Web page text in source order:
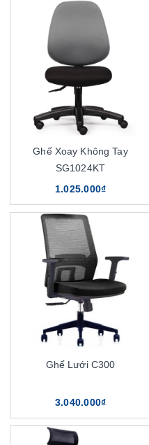
Ghế Xoay Không Tay
SG1024KT
1.025.000₫
Ghế Lưới C300
3.040.000₫